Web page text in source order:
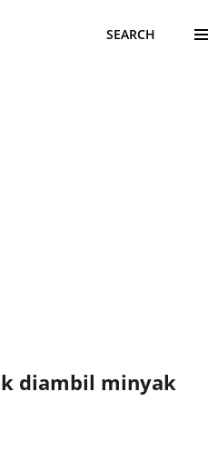
SEARCH
diambil minyak